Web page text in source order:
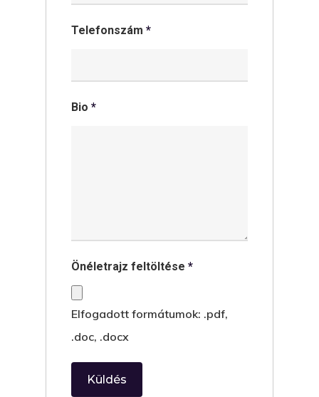
Telefonszám *
Bio *
Önéletrajz feltöltése *
Elfogadott formátumok: .pdf,
.doc, .docx